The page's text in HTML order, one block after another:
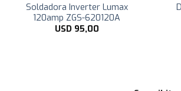
Soldadora Inverter Lumax
120amp ZGS-620120A
USD 95,00